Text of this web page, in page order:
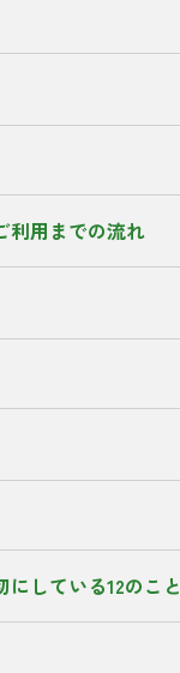
利用までの流れ
している12のこと